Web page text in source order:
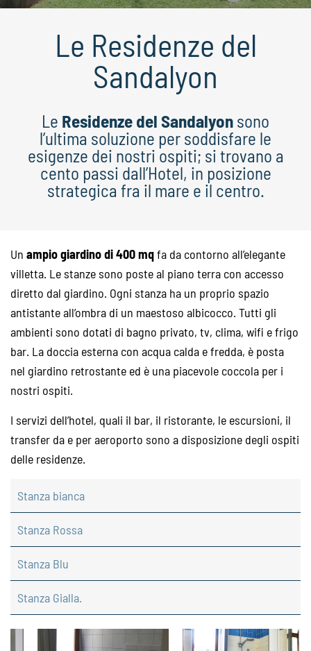
Le Residenze del
Sandalyon
Le Residenze del Sandalyon sono
l’ultima soluzione per soddisfare le
esigenze dei nostri ospiti; si trovano a
cento passi dall’Hotel, in posizione
strategica fra il mare e il centro.
Un ampio giardino di 400 mqfa da contorno all’elegante
villetta. Le stanze sono poste al piano terra con accesso
diretto dal giardino. Ogni stanza ha un proprio spazio
antistante all’ombra di un maestoso albicocco. Tutti gli
ambienti sono dotati di bagno privato, tv, clima, wifi e frigo
bar. La doccia esterna con acqua calda e fredda, è posta
nel giardino retrostante ed è una piacevole coccola per i
nostri ospiti.
I servizi dell’hotel, quali il bar, il ristorante, le escursioni, il
transfer da e per aeroporto sono a disposizione degli ospiti
delle residenze.
Stanza bianca
Stanza Rossa
Stanza Blu
Stanza Gialla.